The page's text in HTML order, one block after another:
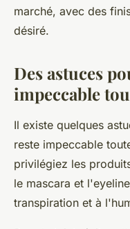
marché, avec des
désiré.
Des astuces
impeccable
Il existe quelques
reste impeccable
privilégiez les
le mascara et
transpiration et à